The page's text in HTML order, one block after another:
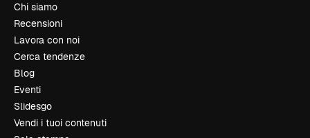
Chi siamo
Recensioni
Lavora con noi
Cerca tendenze
Blog
Eventi
Slidesgo
Vendi i tuoi contenuti